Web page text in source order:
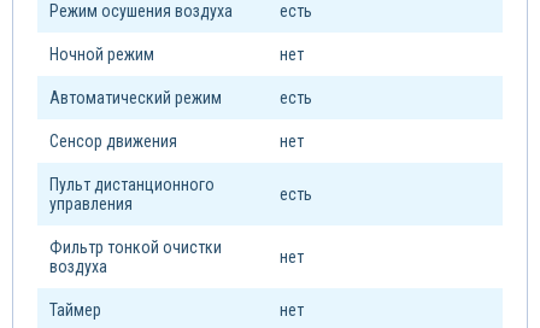
Режим осушения воздуха есть
Ночной режим нет
Автоматический режим есть
Сенсор движения нет
Пульт дистанционного
управления
есть
Фильтр тонкой очистки
воздуха
нет
Таймер нет